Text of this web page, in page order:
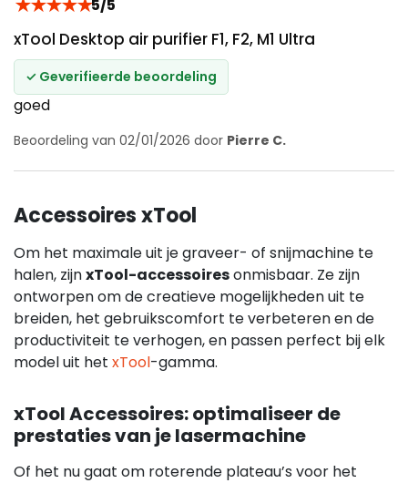
5/5
xTool Desktop air purifier F1, F2, M1 Ultra
✓ Geverifieerde beoordeling
goed
Beoordeling van 02/01/2026 door Pierre C.
Accessoires xTool
Om het maximale uit je graveer- of snijmachine te
halen, zijnxTool-accessoiresonmisbaar. Ze zijn
ontworpen om de creatieve mogelijkheden uit te
breiden, het gebruikscomfort te verbeteren en de
productiviteit te verhogen, en passen perfect bij elk
model uit het xTool-gamma.
xTool Accessoires: optimaliseer de
prestaties van je lasermachine
Of het nu gaat om roterende plateau’s voor het